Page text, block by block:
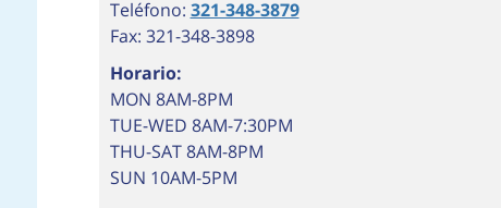
Teléfono: 321-348-3879
Fax: 321-348-3898
Horario:
MON 8AM-8PM
TUE-WED 8AM-7:30PM
THU-SAT 8AM-8PM
SUN 10AM-5PM